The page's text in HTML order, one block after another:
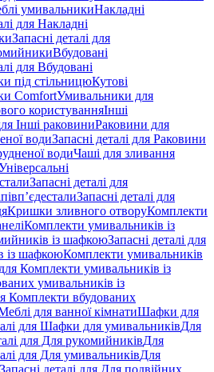
умивальникиНакладні
для Накладні
Запасні деталі для
Вбудовані
для Вбудовані
під стільницюКутові
ComfortУмивальники для
користуванняІнші
Інші раковиниРаковини для
водиЗапасні деталі для Раковини
водиЧаші для зливання
Запасні деталі для
Запасні деталі для
Кришки зливного отворуКомплекти
Комплекти умивальників із
із шафкоюЗапасні деталі для
із шафкоюКомплекти умивальників
Комплекти умивальників із
умивальників із
Комплекти вбудованих
для ванної кімнатиШафки для
для Шафки для умивальниківДля
для Для рукомийниківДля
для Для умивальниківДля
Запасні деталі для Для подвійних